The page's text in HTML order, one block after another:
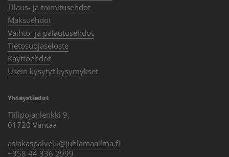
Tilaus- ja toimitusehdot
Maksuehdot
Vaihto- ja palautusehdot
Tietosuojaseloste
Käyttöehdot
Usein kysytyt kysymykset
Yhteystiedot
Tiilipojanlenkki 9,
01720 Vantaa
asiakaspalvelu@juhlamaailma.fi
+358 44 336 2999